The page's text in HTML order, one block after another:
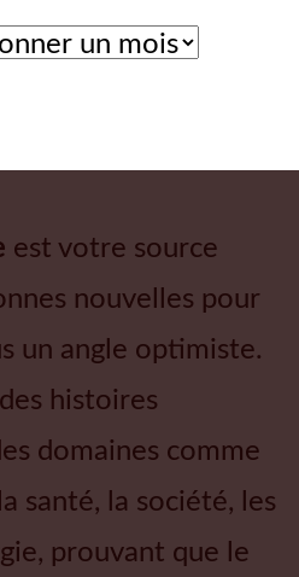
est votre source
nouvelles pour
un angle optimiste.
histoires
domaines comme
santé, la société, les
prouvant que le